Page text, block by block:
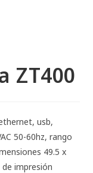
ZT400
usb,
50-60hz, rango
49.5 x
de impresión